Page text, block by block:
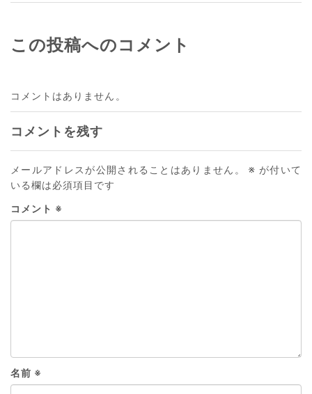
この投稿へのコメント
コメントはありません。
コメントを残す
メールアドレスが公開されることはありません。 ※ が付いて
いる欄は必須項目です
コメント ※
名前 ※